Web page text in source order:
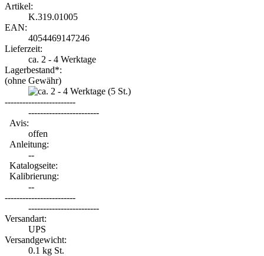
Artikel:
K.319.01005
EAN:
4054469147246
Lieferzeit:
ca. 2 - 4 Werktage
Lagerbestand*:
(ohne Gewähr)
(5 St.)
------------------------
------------------------
Avis:
offen
Anleitung:
--
Katalogseite:
Kalibrierung:
--
------------------------
------------------------
Versandart:
UPS
Versandgewicht:
0.1 kg St.